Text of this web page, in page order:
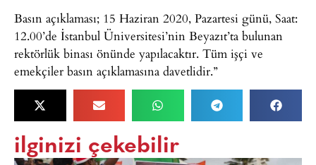
Basın açıklaması; 15 Haziran 2020, Pazartesi günü, Saat:
12.00’de İstanbul Üniversitesi’nin Beyazıt’ta bulunan
rektörlük binası önünde yapılacaktır. Tüm işçi ve
emekçiler basın açıklamasına davetlidir.”
ilginizi çekebilir